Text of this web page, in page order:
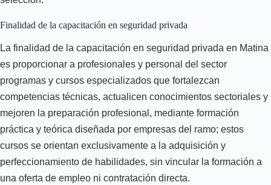
Finalidad de la capacitación en seguridad privada
La finalidad de la capacitación en seguridad privada en Matina
es proporcionar a profesionales y personal del sector
programas y cursos especializados que fortalezcan
competencias técnicas, actualicen conocimientos sectoriales y
mejoren la preparación profesional, mediante formación
práctica y teórica diseñada por empresas del ramo; estos
cursos se orientan exclusivamente a la adquisición y
perfeccionamiento de habilidades, sin vincular la formación a
una oferta de empleo ni contratación directa.